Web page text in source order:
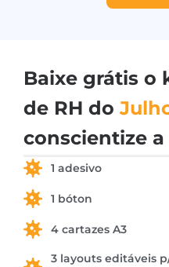
Baixe grátis o
de RH do
conscientize
1 adesivo
1 bóton
4 cartazes A3
3 layouts editáveis